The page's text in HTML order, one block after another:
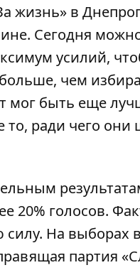
жизнь» в
Сегодня
усилий,
чем
мог быть еще
то, ради чего
20% голосов.
силу. На выборах
партия